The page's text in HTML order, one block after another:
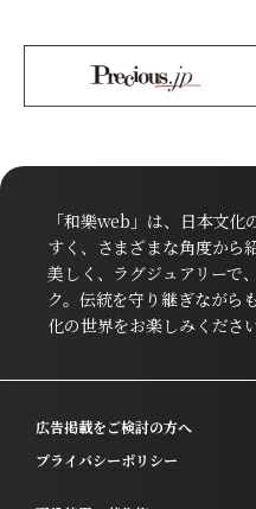
「和樂web」は、日本文
すく、さまざまな角度から
美しく、ラグジュアリーで
ク。伝統を守り継ぎながら
化の世界をお楽しみください
広告掲載をご検討の方へ
プライバシーポリシー